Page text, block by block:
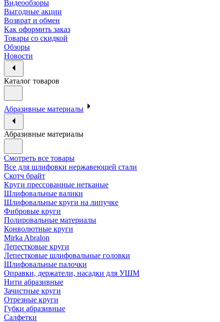
Видеообзоры
Выгодные акции
Возврат и обмен
Как оформить заказ
Товары со скидкой
Обзоры
Новости
Каталог товаров
Абразивные материалы
Абразивные материалы
Смотреть все товары
Все для шлифовки нержавеющей стали
Скотч брайт
Круги прессованные нетканые
Шлифовальные валики
Шлифовальные круги на липучке
Фибровые круги
Полировальные материалы
Конволютные круги
Mirka Abralon
Лепестковые круги
Лепестковые шлифовальные головки
Шлифовальные палочки
Оправки, держатели, насадки для УШМ
Нити абразивные
Зачистные круги
Отрезные круги
Губки абразивные
Салфетки